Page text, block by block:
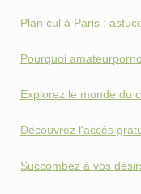
Plan cul à Paris :
Pourquoi
Explorez le monde du
Découvrez l'accès
Succombez à vos